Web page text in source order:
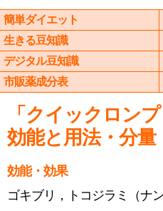
簡単ダイエット
生きる豆知識
デジタル豆知識
市販薬成分表
「クイックロン
効能と用法・分量
効能・効果
ゴキブリ，トコジラミ（ナ